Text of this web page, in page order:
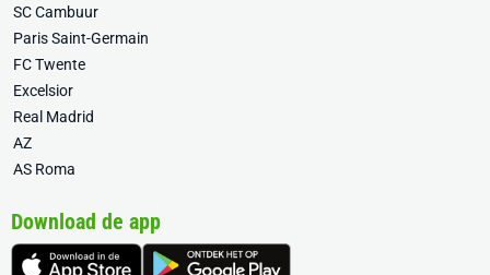
SC Cambuur
Paris Saint-Germain
FC Twente
Excelsior
Real Madrid
AZ
AS Roma
Download de app